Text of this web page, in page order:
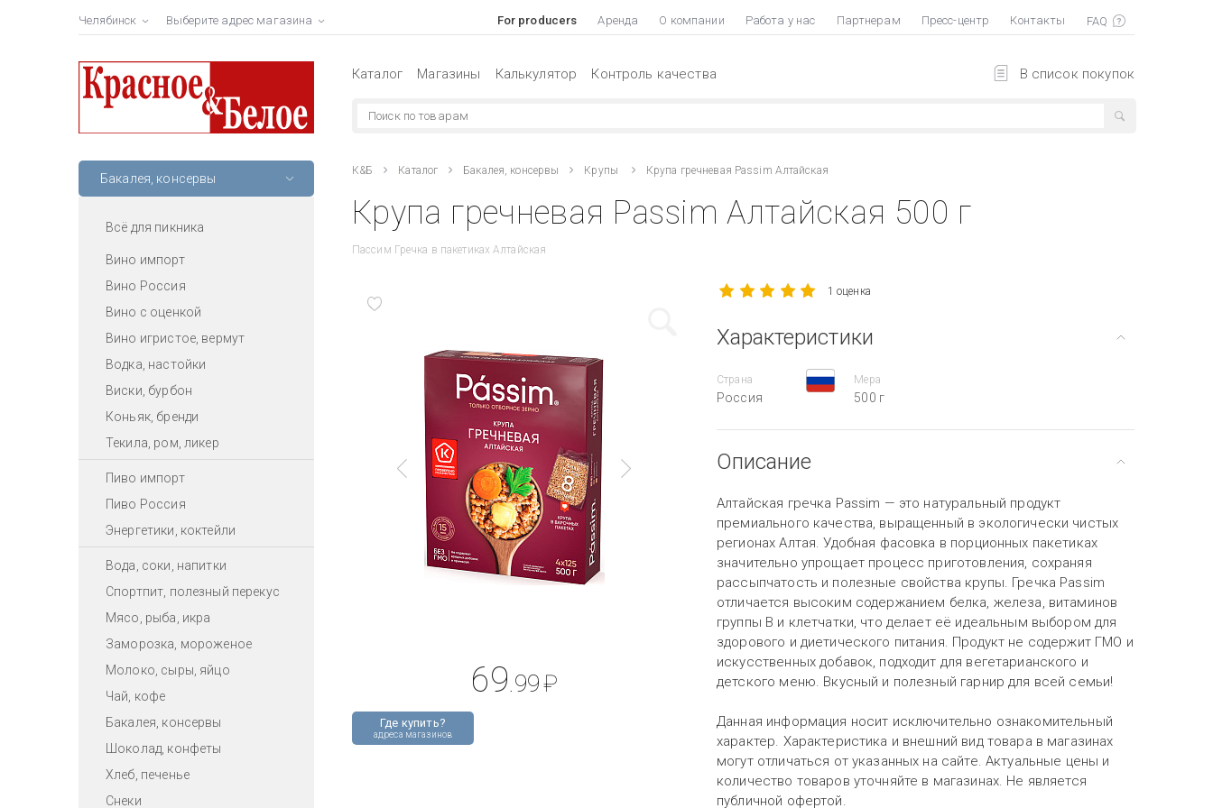
Челябинск Выберите адрес магазина For producers Аренда О компании Работа у нас Партнерам Пресс-центр Контакты
В список покупок
Каталог Магазины Калькулятор Контроль качества
Бакалея, консервы
Всё для пикника
Вино импорт
Вино Россия
Вино с оценкой
Вино игристое, вермут
Водка, настойки
Виски, бурбон
Коньяк, бренди
Текила, ром, ликер
Пиво импорт
Пиво Россия
Энергетики, коктейли
Вода, соки, напитки
Спортпит, полезный перекус
Мясо, рыба, икра
Заморозка, мороженое
Молоко, сыры, яйцо
Чай, кофе
Бакалея, консервы
Шоколад, конфеты
Хлеб, печенье
Снеки
К&Б Каталог Бакалея, консервы Крупы Крупа гречневая Passim Алтайская
Крупа гречневая Passim Алтайская 500 г
Пассим Гречка в пакетиках Алтайская
Где купить?
адреса магазинов
69 .99₽
1 оценка
Характеристики
Страна
Россия
Мера
500 г
Описание
Алтайская гречка Passim — это натуральный продукт
премиального качества, выращенный в экологически чистых
регионах Алтая. Удобная фасовка в порционных пакетиках
значительно упрощает процесс приготовления, сохраняя
рассыпчатость и полезные свойства крупы. Гречка Passim
отличается высоким содержанием белка, железа, витаминов
группы B и клетчатки, что делает её идеальным выбором для
здорового и диетического питания. Продукт не содержит ГМО и
искусственных добавок, подходит для вегетарианского и
детского меню. Вкусный и полезный гарнир для всей семьи!
Данная информация носит исключительно ознакомительный
характер. Характеристика и внешний вид товара в магазинах
могут отличаться от указанных на сайте. Актуальные цены и
количество товаров уточняйте в магазинах. Не является
публичной офертой.